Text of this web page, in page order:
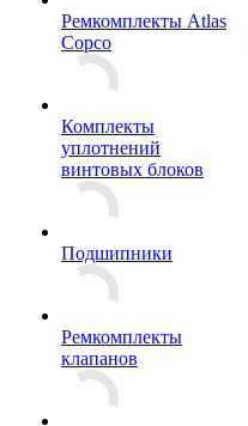
Ремкомплекты Atlas
Copco
Комплекты
уплотнений
винтовых блоков
Подшипники
Ремкомплекты
клапанов